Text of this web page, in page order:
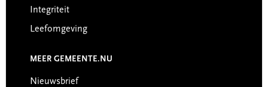
Integriteit
Leefomgeving
MEER GEMEENTE.NU
Nieuwsbrief